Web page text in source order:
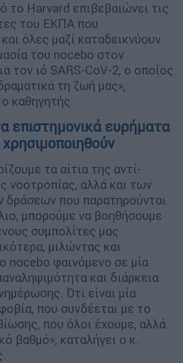
το Harvard επιβεβαιώνει τις
του ΕΚΠΑ που
όλες μαζί καταδεικνύουν
του nocebo στον
τον ιό SARS-CoV-2, ο οποίος
τη ζωή μας»,
καθηγητής.
επιστημονικά ευρήματα
τα αίτια της αντί-
νοοτροπίας, αλλά και των
δράσεων που παρατηρούνται
μπορούμε να βοηθήσουμε
συμπολίτες μας
μιλώντας και
nocebo φαινόμενο σε μία
και διάρκεια
Ότι είναι μία
που συνδέεται με το
που όλοι έχουμε, αλλά
βαθμό», καταλήγει ο κ.